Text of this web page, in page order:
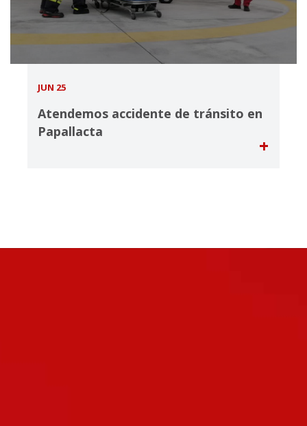
JUN 25
Atendemos accidente de tránsito en
Papallacta
+